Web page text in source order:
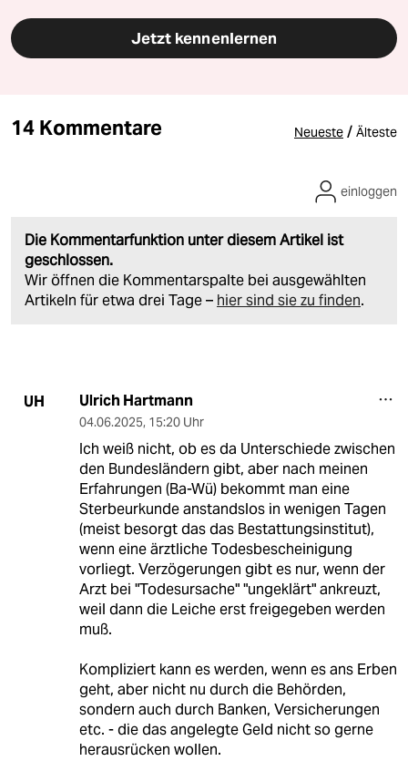
Jetzt kennenlernen
14 Kommentare Neueste / Älteste
Die Kommentarfunktion unter diesem Artikel ist
geschlossen.
Wir öffnen die Kommentarspalte bei ausgewählten
Artikeln für etwa drei Tage – hier sind sie zu finden.
einloggen
UH Ulrich Hartmann
04.06.2025, 15:20 Uhr
Ich weiß nicht, ob es da Unterschiede zwischen
den Bundesländern gibt, aber nach meinen
Erfahrungen (Ba-Wü) bekommt man eine
Sterbeurkunde anstandslos in wenigen Tagen
(meist besorgt das das Bestattungsinstitut),
wenn eine ärztliche Todesbescheinigung
vorliegt. Verzögerungen gibt es nur, wenn der
Arzt bei "Todesursache" "ungeklärt" ankreuzt,
weil dann die Leiche erst freigegeben werden
muß.
Kompliziert kann es werden, wenn es ans Erben
geht, aber nicht nu durch die Behörden,
sondern auch durch Banken, Versicherungen
etc. - die das angelegte Geld nicht so gerne
herausrücken wollen.